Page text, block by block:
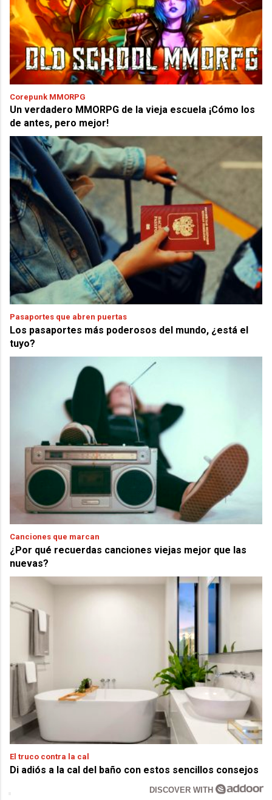
Corepunk MMORPG
Un verdadero MMORPG de la vieja escuela ¡Cómo los
de antes, pero mejor!
Pasaportes que abren puertas
Los pasaportes más poderosos del mundo, ¿está el
tuyo?
Canciones que marcan
¿Por qué recuerdas canciones viejas mejor que las
nuevas?
El truco contra la cal
Di adiós a la cal del baño con estos sencillos consejos
DISCOVER WITH